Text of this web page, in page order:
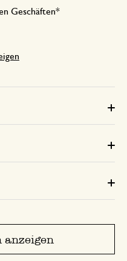
Geschäften*
anzeigen